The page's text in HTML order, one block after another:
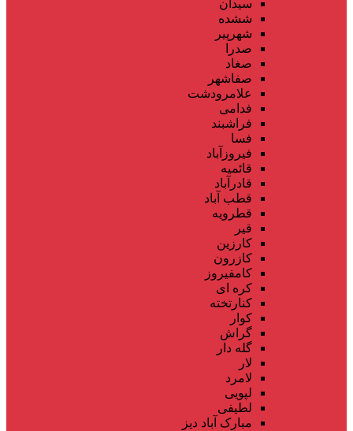
سیدان
ششده
شهرپیر
صدرا
صغاد
صفاشهر
علامرودشت
فدامی
فراشبند
فسا
فیروزآباد
قائمیه
قادرآباد
قطب آباد
قطرویه
قیر
کارزین
کازرون
کامفیروز
کره ای
کنارتخته
کوار
گراش
گله دار
لار
لامرد
لپویی
لطیفی
مبارک آباد دیز